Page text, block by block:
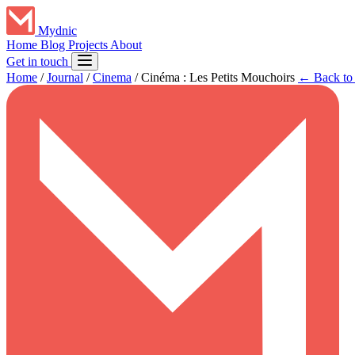
Mydnic
Home Blog Projects About
Get in touch
Home / Journal / Cinema / Cinéma : Les Petits Mouchoirs ← Back to